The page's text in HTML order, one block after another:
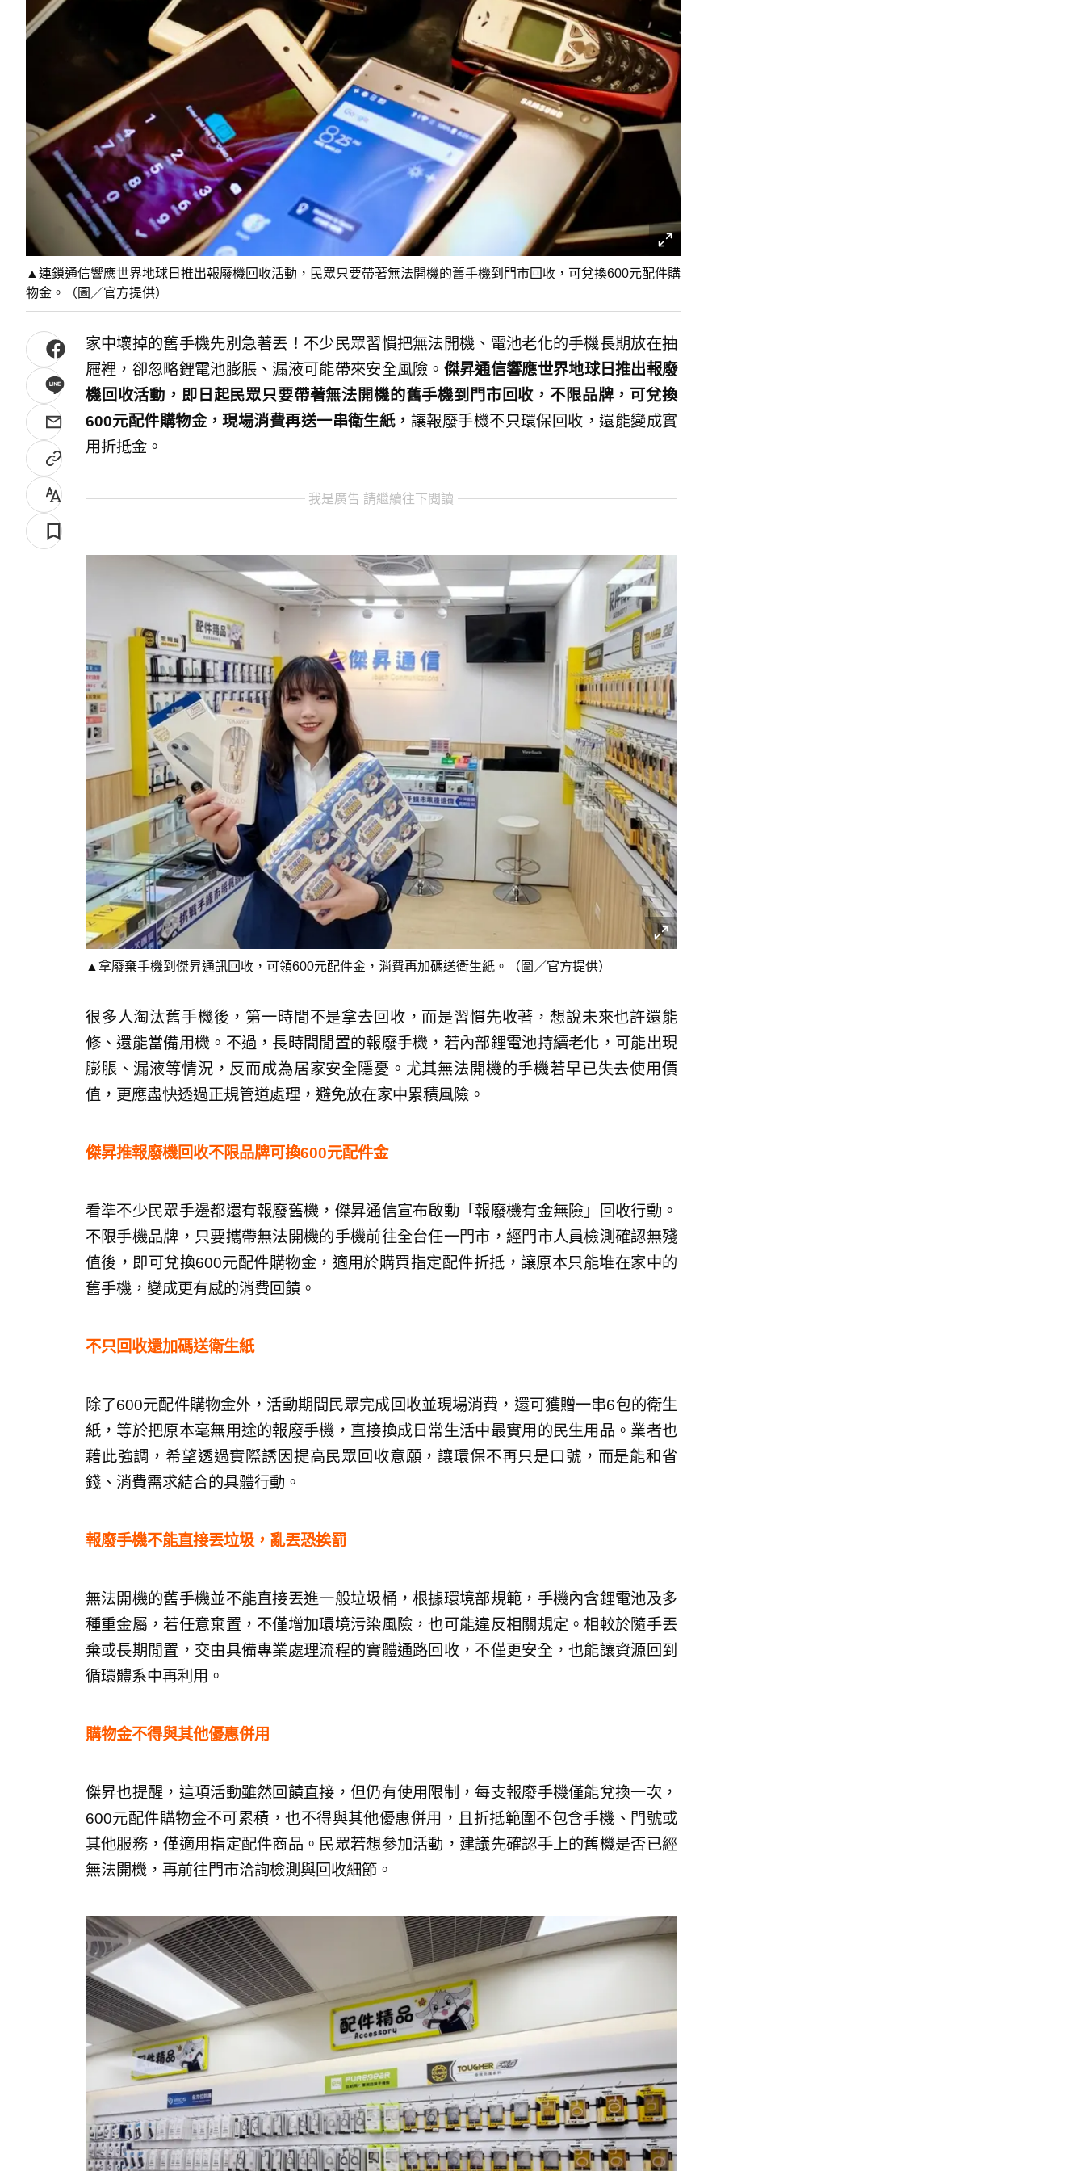
▲連鎖通信響應世界地球日推出報廢機回收活動，民眾只要帶著無法開機的舊手機到門市回收，可兌換600元配件購
物金。（圖／官方提供）
家中壞掉的舊手機先別急著丟！不少民眾習慣把無法開機、電池老化的手機長期放在抽
屜裡，卻忽略鋰電池膨脹、漏液可能帶來安全風險。 傑昇通信響應世界地球日推出報廢
機回收活動，即日起民眾只要帶著無法開機的舊手機到門市回收，不限品牌，可兌換
600元配件購物金，現場消費再送一串衛生紙， 讓報廢手機不只環保回收，還能變成實
用折抵金。
我是廣告 請繼續往下閱讀
▲拿廢棄手機到傑昇通訊回收，可領600元配件金，消費再加碼送衛生紙。（圖／官方提供）
很多人淘汰舊手機後，第一時間不是拿去回收，而是習慣先收著，想說未來也許還能
修、還能當備用機。不過，長時間閒置的報廢手機，若內部鋰電池持續老化，可能出現
膨脹、漏液等情況，反而成為居家安全隱憂。尤其無法開機的手機若早已失去使用價
值，更應盡快透過正規管道處理，避免放在家中累積風險。
傑昇推報廢機回收不限品牌可換600元配件金
看準不少民眾手邊都還有報廢舊機，傑昇通信宣布啟動「報廢機有金無險」回收行動。
不限手機品牌，只要攜帶無法開機的手機前往全台任一門市，經門市人員檢測確認無殘
值後，即可兌換600元配件購物金，適用於購買指定配件折抵，讓原本只能堆在家中的
舊手機，變成更有感的消費回饋。
不只回收還加碼送衛生紙
除了600元配件購物金外，活動期間民眾完成回收並現場消費，還可獲贈一串6包的衛生
紙，等於把原本毫無用途的報廢手機，直接換成日常生活中最實用的民生用品。業者也
藉此強調，希望透過實際誘因提高民眾回收意願，讓環保不再只是口號，而是能和省
錢、消費需求結合的具體行動。
報廢手機不能直接丟垃圾，亂丟恐挨罰
無法開機的舊手機並不能直接丟進一般垃圾桶，根據環境部規範，手機內含鋰電池及多
種重金屬，若任意棄置，不僅增加環境污染風險，也可能違反相關規定。相較於隨手丟
棄或長期閒置，交由具備專業處理流程的實體通路回收，不僅更安全，也能讓資源回到
循環體系中再利用。
購物金不得與其他優惠併用
傑昇也提醒，這項活動雖然回饋直接，但仍有使用限制，每支報廢手機僅能兌換一次，
600元配件購物金不可累積，也不得與其他優惠併用，且折抵範圍不包含手機、門號或
其他服務，僅適用指定配件商品。民眾若想參加活動，建議先確認手上的舊機是否已經
無法開機，再前往門市洽詢檢測與回收細節。